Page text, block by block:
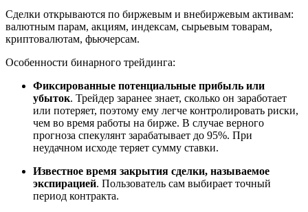
Сделки открываются по биржевым и внебиржевым активам:
валютным парам, акциям, индексам, сырьевым товарам,
криптовалютам, фьючерсам.
Особенности бинарного трейдинга:
Фиксированные потенциальные прибыль или
убыток. Трейдер заранее знает, сколько он заработает
или потеряет, поэтому ему легче контролировать риски,
чем во время работы на бирже. В случае верного
прогноза спекулянт зарабатывает до 95%. При
неудачном исходе теряет сумму ставки.
Известное время закрытия сделки, называемое
экспирацией. Пользователь сам выбирает точный
период контракта.